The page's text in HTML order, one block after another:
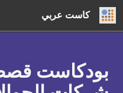
كاست عربي
بودكاست